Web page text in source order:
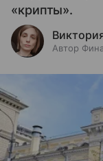
«крипты».
Автор